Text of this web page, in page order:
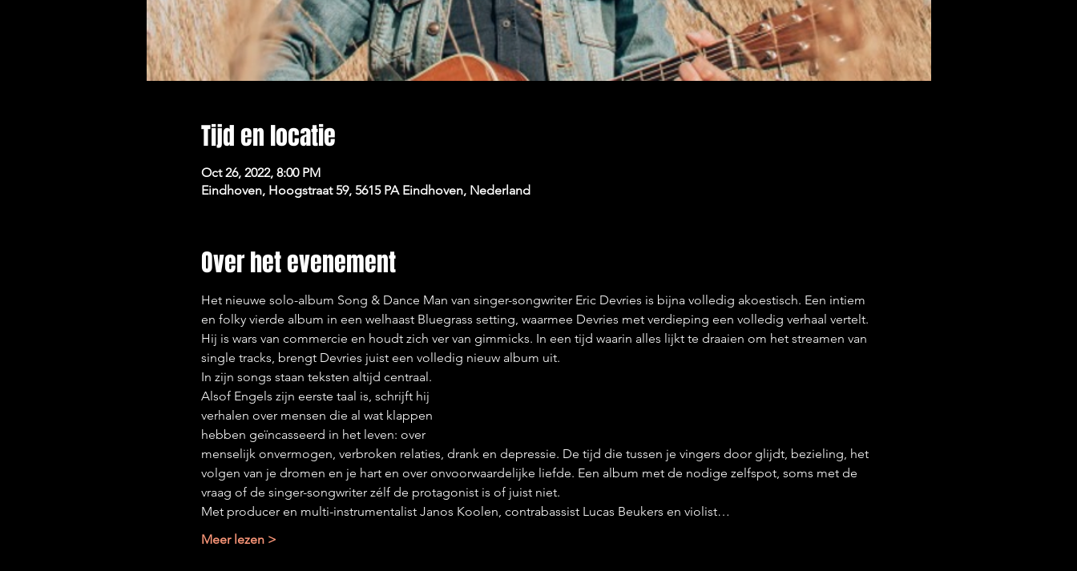
Tijd en locatie
Oct 26, 2022, 8:00 PM
Eindhoven, Hoogstraat 59, 5615 PA Eindhoven, Nederland
Over het evenement
Het nieuwe solo-album Song & Dance Man van singer-songwriter Eric Devries is bijna volledig akoestisch. Een intiem
en folky vierde album in een welhaast Bluegrass setting, waarmee Devries met verdieping een volledig verhaal vertelt.
Hij is wars van commercie en houdt zich ver van gimmicks. In een tijd waarin alles lijkt te draaien om het streamen van
single tracks, brengt Devries juist een volledig nieuw album uit.
In zijn songs staan teksten altijd centraal.
Alsof Engels zijn eerste taal is, schrijft hij
verhalen over mensen die al wat klappen
hebben geïncasseerd in het leven: over
menselijk onvermogen, verbroken relaties, drank en depressie. De tijd die tussen je vingers door glijdt, bezieling, het
volgen van je dromen en je hart en over onvoorwaardelijke liefde. Een album met de nodige zelfspot, soms met de
vraag of de singer-songwriter zélf de protagonist is of juist niet.
Met producer en multi-instrumentalist Janos Koolen, contrabassist Lucas Beukers en violist…
Meer lezen >